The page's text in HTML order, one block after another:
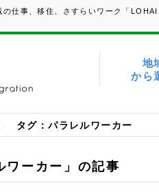
仕事、移住、さすらいワーク「
地
から
タグ：パラレルワーカー
ワーカー」の記事